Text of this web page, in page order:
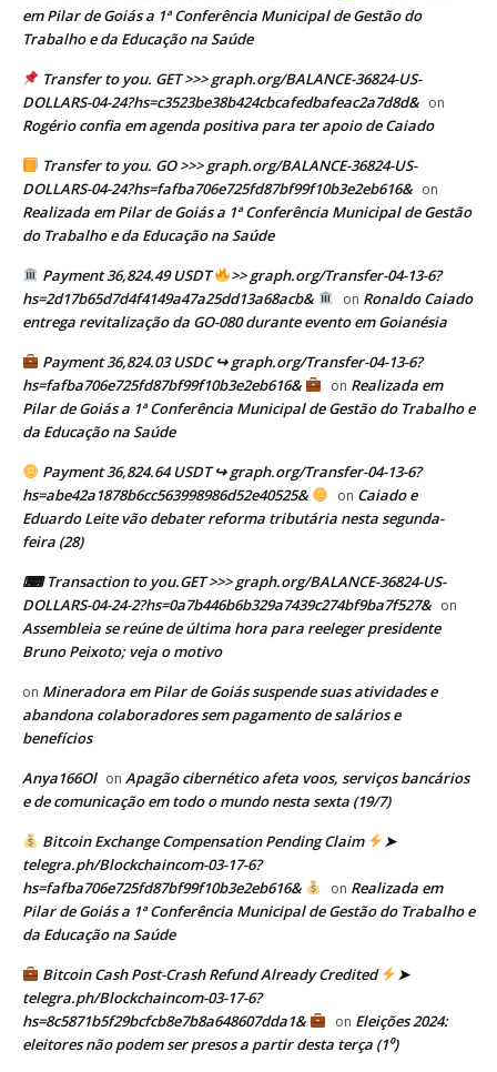
em Pilar de Goiás a 1ª Conferência Municipal de Gestão do
Trabalho e da Educação na Saúde
Transfer to you. GET >>> graph.org/BALANCE-36824-US-
DOLLARS-04-24?hs=c3523be38b424cbcafedbafeac2a7d8d& on
Rogério confia em agenda positiva para ter apoio de Caiado
Transfer to you. GO >>> graph.org/BALANCE-36824-US-
DOLLARS-04-24?hs=fafba706e725fd87bf99f10b3e2eb616& on
Realizada em Pilar de Goiás a 1ª Conferência Municipal de Gestão
do Trabalho e da Educação na Saúde
Payment 36,824.49 USDT
>> graph.org/Transfer-04-13-6?
hs=2d17b65d7d4f4149a47a25dd13a68acb&
on Ronaldo Caiado
entrega revitalização da GO-080 durante evento em Goianésia
Payment 36,824.03 USDC ↪ graph.org/Transfer-04-13-6?
hs=fafba706e725fd87bf99f10b3e2eb616&
on Realizada em
Pilar de Goiás a 1ª Conferência Municipal de Gestão do Trabalho e
da Educação na Saúde
Payment 36,824.64 USDT ↪ graph.org/Transfer-04-13-6?
hs=abe42a1878b6cc563998986d52e40525&
on Caiado e
Eduardo Leite vão debater reforma tributária nesta segunda-
feira (28)
⌨ Transaction to you.GET >>> graph.org/BALANCE-36824-US-
DOLLARS-04-24-2?hs=0a7b446b6b329a7439c274bf9ba7f527& on
Assembleia se reúne de última hora para reeleger presidente
Bruno Peixoto; veja o motivo
on Mineradora em Pilar de Goiás suspende suas atividades e
abandona colaboradores sem pagamento de salários e
benefícios
Anya166Ol on Apagão cibernético afeta voos, serviços bancários
e de comunicação em todo o mundo nesta sexta (19/7)
Bitcoin Exchange Compensation Pending Claim
➤
telegra.ph/Blockchaincom-03-17-6?
hs=fafba706e725fd87bf99f10b3e2eb616&
on Realizada em
Pilar de Goiás a 1ª Conferência Municipal de Gestão do Trabalho e
da Educação na Saúde
Bitcoin Cash Post-Crash Refund Already Credited
➤
telegra.ph/Blockchaincom-03-17-6?
hs=8c5871b5f29bcfcb8e7b8a648607dda1&
on Eleições 2024:
eleitores não podem ser presos a partir desta terça (1⁰)